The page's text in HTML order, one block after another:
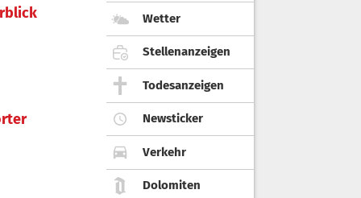
Wetter
Stellenanzeigen
Todesanzeigen
Newsticker
Verkehr
Dolomiten